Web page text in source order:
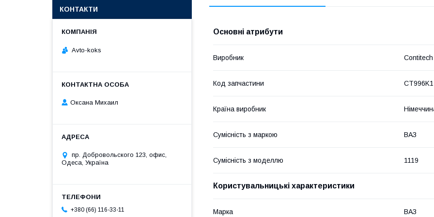
Основні атрибути
Виробник Contitech
Код запчастини CT996K1
Країна виробник
Сумісність з маркою ВАЗ
Сумісність з моделлю 1119
Користувальницькі характеристики
Марка ВАЗ
КОНТАКТИ
Avto-koks
Оксана Михаил
пр. Добровольского 123, офис,
Одеса, Україна
+380 (66) 116-33-11